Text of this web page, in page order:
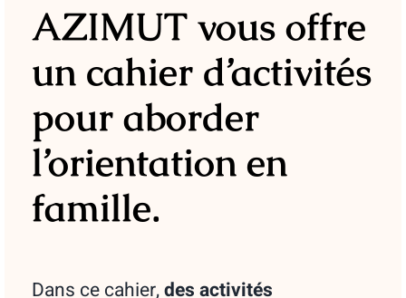
AZIMUT vous offre
un cahier d’activités
pour aborder
l’orientation en
famille.
Dans ce cahier,desactivités